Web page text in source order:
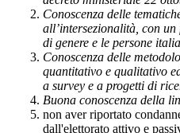
Conoscenza delle
all’intersezionalità, con
di genere e le persone
Conoscenza delle
quantitativo e qualitativo
a survey e a progetti di
Buona conoscenza della
non aver riportato
dall'elettorato attivo e